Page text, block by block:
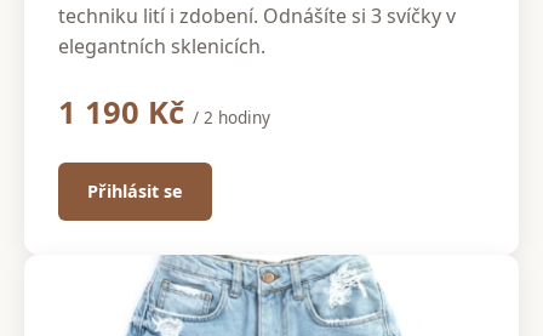
techniku lití i zdobení. Odnášíte si 3 svíčky v
elegantních sklenicích.
1 190 Kč / 2 hodiny
Přihlásit se